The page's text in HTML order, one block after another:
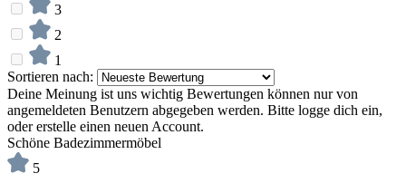
3
2
1
Sortieren nach:
Deine Meinung ist uns wichtig Bewertungen können nur von
angemeldeten Benutzern abgegeben werden. Bitte logge dich ein,
oder erstelle einen neuen Account.
Schöne Badezimmermöbel
5